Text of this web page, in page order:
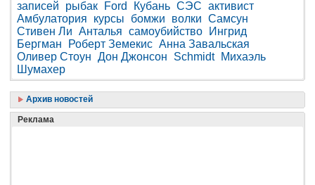
записей
рыбак Ford Кубань СЭС активист
Амбулатория
курсы бомжи волки Самсун
Стивен Ли Анталья самоубийство
Ингрид
Бергман
Роберт Земекис Анна Завальская
Оливер Стоун Дон Джонсон Schmidt
Михаэль
Шумахер
Архив новостей
Реклама